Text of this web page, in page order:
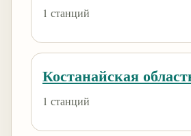
1 станций
Костанайская
1 станций